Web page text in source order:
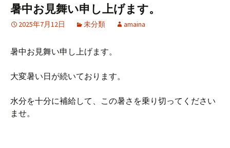
暑中お見舞い申し上げます。
2025年7月12日 未分類 amaina
暑中お見舞い申し上げます。
大変暑い日が続いております。
水分を十分に補給して、この暑さを乗り切ってください
ませ。